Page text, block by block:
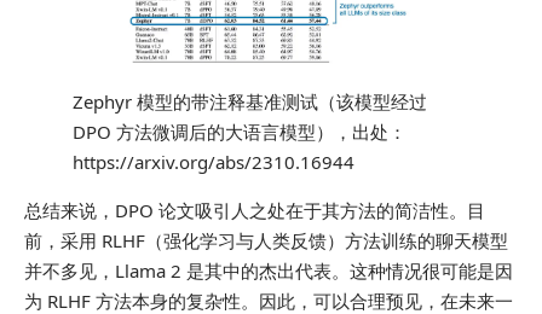
Zephyr 模型的带注释基准测试（该模型经过
DPO 方法微调后的大语言模型），出处：
https://arxiv.org/abs/2310.16944
总结来说，DPO 论文吸引人之处在于其方法的简洁性。目
前，采用 RLHF（强化学习与人类反馈）方法训练的聊天模型
并不多见，Llama 2 是其中的杰出代表。这种情况很可能是因
为 RLHF 方法本身的复杂性。因此，可以合理预见，在未来一